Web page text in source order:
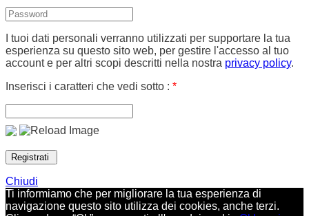
I tuoi dati personali verranno utilizzati per supportare la tua
esperienza su questo sito web, per gestire l'accesso al tuo
account e per altri scopi descritti nella nostra privacy policy.
Inserisci i caratteri che vedi sotto : *
Chiudi
Ti informiamo che per migliorare la tua esperienza di
navigazione questo sito utilizza dei cookies, anche terzi.